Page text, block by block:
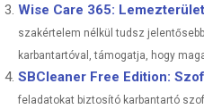
Wise Care 365:
szakértelem nélkül tudsz
karbantartóval, támogatja, hogy
SBCleaner Free Edition:
feladatokat biztosító karbantartó